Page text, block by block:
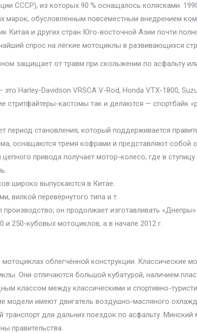
СССР), из которых 90 % оснащалось колясками.
марок, обусловленным повсеместным внедрением
Китая и других стран Юго-восточной Азии почти
спрос на лёгкие мотоциклы в развивающихся
защищает от травм при скольжении по асфальту
Harley-Davidson VRSCA V-Rod, Honda VTX-1800,
стритфайтеры-кастомы так и делаются — спортбайк
становления, который поддерживается
оснащаются тремя кофрами и представляют собой
привода получает мотор-колесо, где в
широко выпускаются в Китае.
вилкой перевёрнутого типа и т.
он продолжает изготавливать «Днепры»
250-кубовых мотоциклов, а в начале 2012 г.
мотоциклах облегчённой конструкции. Классические
Они отличаются большой кубатурой, наличием
классом между классическими и спортивно-
модели имеют двигатель воздушно-масляного
для дальних поездок по асфальту.
правительства.